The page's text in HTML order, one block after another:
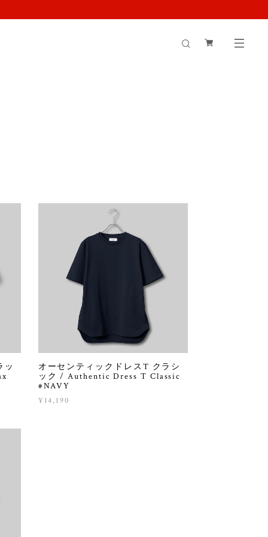
ッ
オーセンティックドレスT クラシ
ック / Authentic Dress T Classic
#NAVY
¥14,190